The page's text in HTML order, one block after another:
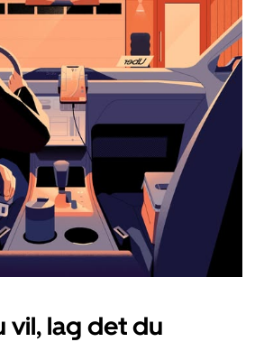
vil, lag det du